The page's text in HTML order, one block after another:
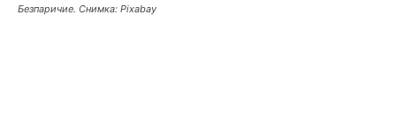
Безпаричие. Снимка: Pixabay